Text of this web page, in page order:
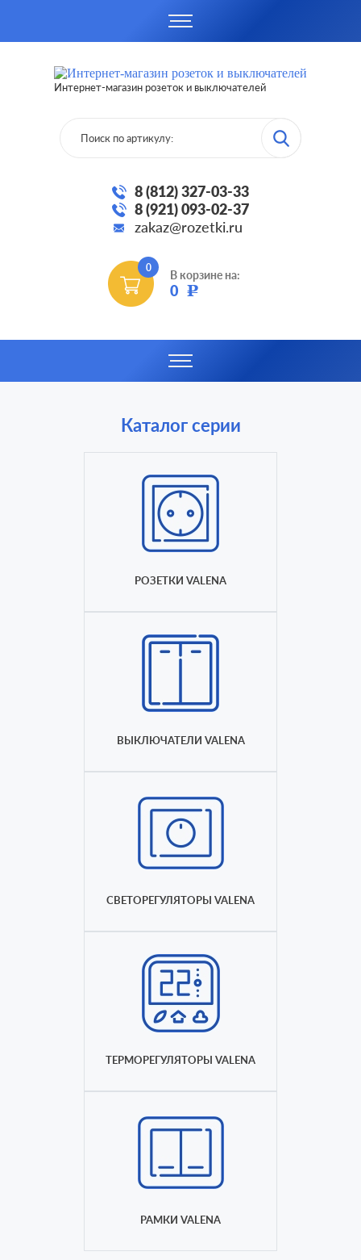
Интернет-магазин розеток и выключателей
8 (812) 327-03-33
8 (921) 093-02-37
zakaz@rozetki.ru
0
В корзине на:
0 Р
Каталог серии
РОЗЕТКИ VALENA
ВЫКЛЮЧАТЕЛИ VALENA
СВЕТОРЕГУЛЯТОРЫ VALENA
ТЕРМОРЕГУЛЯТОРЫ VALENA
РАМКИ VALENA